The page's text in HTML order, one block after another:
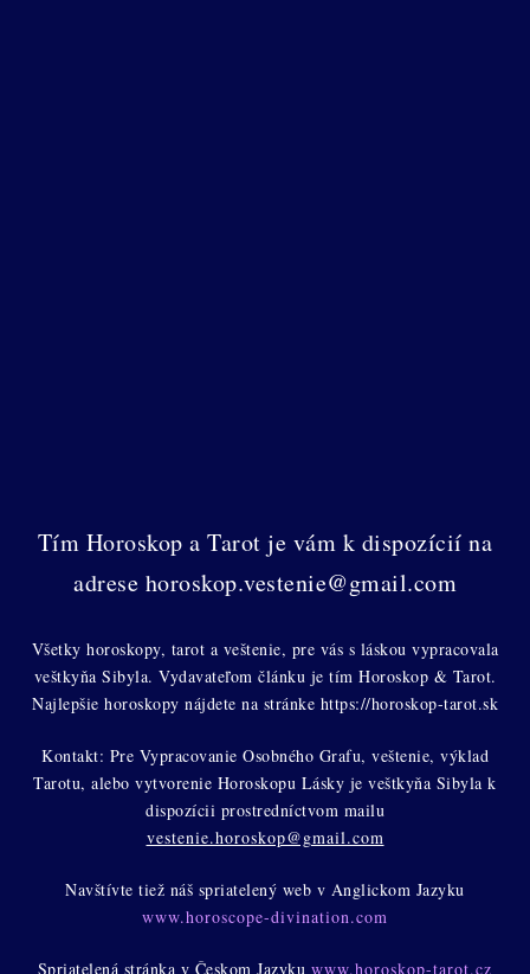
Tím Horoskop a Tarot je vám k dispozícií na
adrese horoskop.vestenie@gmail.com
Všetky horoskopy, tarot a veštenie, pre vás s láskou vypracovala
veštkyňa Sibyla. Vydavateľom článku je tím Horoskop & Tarot.
Najlepšie horoskopy nájdete na stránke https://horoskop-tarot.sk
Kontakt: Pre Vypracovanie Osobného Grafu, veštenie, výklad
Tarotu, alebo vytvorenie Horoskopu Lásky je veštkyňa Sibyla k
dispozícii prostredníctvom mailu
vestenie.horoskop@gmail.com
Navštívte tiež náš spriatelený web v Anglickom Jazyku
www.horoscope-divination.com
Spriatelená stránka v Českom Jazyku www.horoskop-tarot.cz